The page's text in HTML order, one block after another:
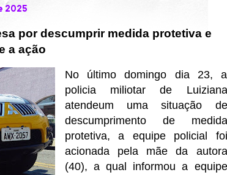
2025
por descumprir medida protetiva e
a ação
No último domingo dia 23, a
policia miliotar de Luiziana
atendeum uma situação de
descumprimento de medida
protetiva, a equipe policial foi
acionada pela mãe da autora
(40), a qual informou a equipe